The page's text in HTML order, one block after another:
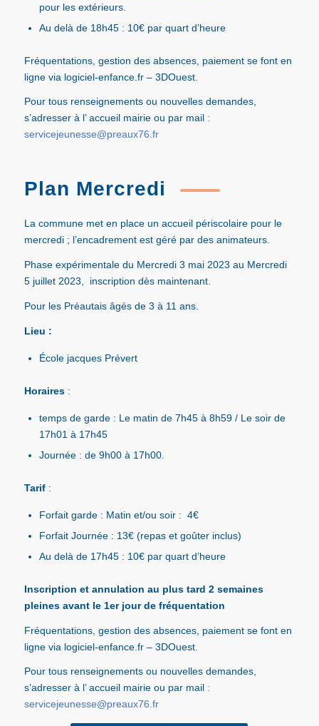
pour les extérieurs.
Au delà de 18h45 : 10€ par quart d’heure
Fréquentations, gestion des absences, paiement se font en
ligne via logiciel-enfance.fr– 3DOuest.
Pour tous renseignements ou nouvelles demandes,
s’adresser à l’ accueil mairie ou par mail :
servicejeunesse@preaux76.fr
Plan Mercredi
La commune met en place un accueil périscolaire pour le
mercredi ; l’encadrement est géré par des animateurs.
Phase expérimentale du Mercredi 3 mai 2023 au Mercredi
5 juillet 2023, inscription dès maintenant.
Pour les Préautais âgés de 3 à 11 ans.
Lieu :
École jacques Prévert
Horaires:
temps de garde : Le matin de 7h45 à 8h59 / Le soir de
17h01 à 17h45
Journée : de 9h00 à 17h00.
Tarif:
Forfait garde : Matin et/ou soir : 4€
Forfait Journée : 13€ (repas et goûter inclus)
Au delà de 17h45 : 10€ par quart d’heure
Inscription et annulation au plus tard 2 semaines
pleines avant le 1er jour de fréquentation
Fréquentations, gestion des absences, paiement se font en
ligne via logiciel-enfance.fr– 3DOuest.
Pour tous renseignements ou nouvelles demandes,
s’adresser à l’ accueil mairie ou par mail :
servicejeunesse@preaux76.fr